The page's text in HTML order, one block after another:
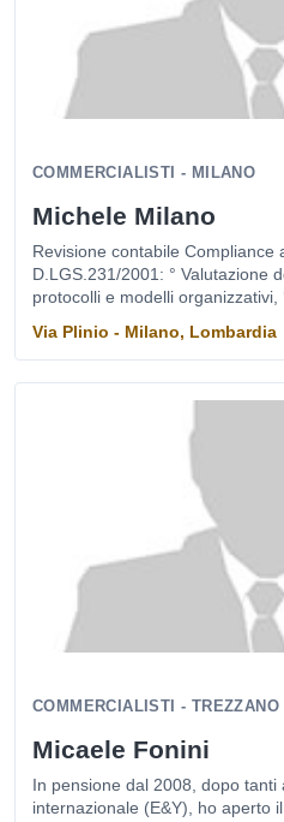
COMMERCIALISTI - MILANO
Michele Milano
Revisione contabile Compliance
D.LGS.231/2001: ° Valutazione
protocolli e modelli organizzativi,
Via Plinio - Milano, Lombardia
COMMERCIALISTI -
Micaele Fonini
In pensione dal 2008, dopo
internazionale (E&Y), ho aperto il